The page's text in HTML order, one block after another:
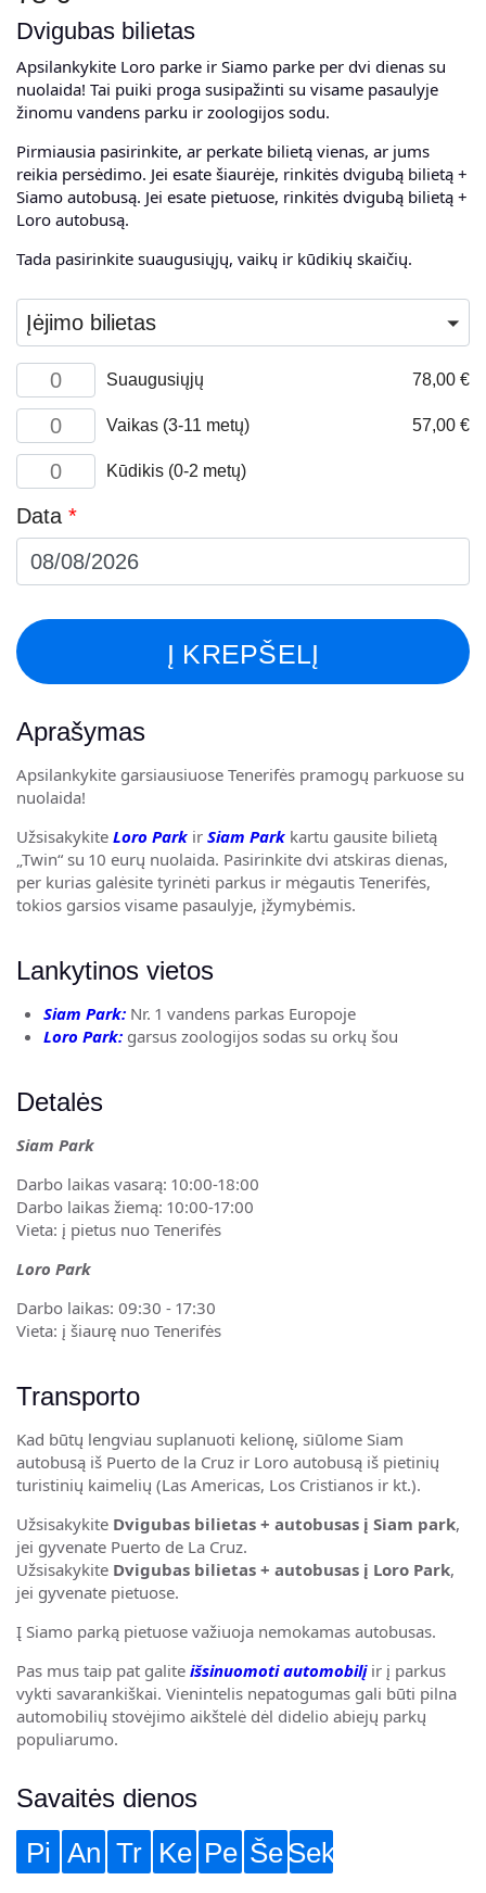
Dvigubas bilietas
Apsilankykite Loro parke ir Siamo parke per dvi dienas su
nuolaida! Tai puiki proga susipažinti su visame pasaulyje
žinomu vandens parku ir zoologijos sodu.
Pirmiausia pasirinkite, ar perkate bilietą vienas, ar jums
reikia persėdimo. Jei esate šiaurėje, rinkitės dvigubą bilietą +
Siamo autobusą. Jei esate pietuose, rinkitės dvigubą bilietą +
Loro autobusą.
Tada pasirinkite suaugusiųjų, vaikų ir kūdikių skaičių.
Įėjimo bilietas
produkto
kiekis:
Adult
Suaugusiųjų 78,00 €
produkto
kiekis:
Child
11
years)
Vaikas (3-11 metų) 57,00 €
produkto
kiekis:
(0-
2
years)
Kūdikis (0-2 metų)
Data *
Į KREPŠELĮ
Aprašymas
Apsilankykite garsiausiuose Tenerifės pramogų parkuose su
nuolaida!
Užsisakykite Loro Park ir Siam Park kartu gausite bilietą
„Twin“ su 10 eurų nuolaida. Pasirinkite dvi atskiras dienas,
per kurias galėsite tyrinėti parkus ir mėgautis Tenerifės,
tokios garsios visame pasaulyje, įžymybėmis.
Lankytinos vietos
Siam Park: Nr. 1 vandens parkas Europoje
Loro Park: garsus zoologijos sodas su orkų šou
Detalės
Siam Park
Darbo laikas vasarą: 10:00-18:00
Darbo laikas žiemą: 10:00-17:00
Vieta: į pietus nuo Tenerifės
Loro Park
Darbo laikas: 09:30 - 17:30
Vieta: į šiaurę nuo Tenerifės
Transporto
Kad būtų lengviau suplanuoti kelionę, siūlome Siam
autobusą iš Puerto de la Cruz ir Loro autobusą iš pietinių
turistinių kaimelių (Las Americas, Los Cristianos ir kt.).
Užsisakykite Dvigubas bilietas + autobusas į Siam park,
jei gyvenate Puerto de La Cruz.
Užsisakykite Dvigubas bilietas + autobusas į Loro Park,
jei gyvenate pietuose.
Į Siamo parką pietuose važiuoja nemokamas autobusas.
Pas mus taip pat galite išsinuomoti automobilįir į parkus
vykti savarankiškai. Vienintelis nepatogumas gali būti pilna
automobilių stovėjimo aikštelė dėl didelio abiejų parkų
populiarumo.
Savaitės dienos
Pi An Tr Ke Pe Še Sek